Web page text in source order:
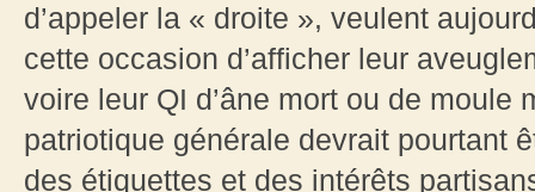
d’appeler la « droite », veulent
cette occasion d’afficher leur
voire leur QI d’âne mort ou de
patriotique générale devrait pourtant
des étiquettes et des intérêts